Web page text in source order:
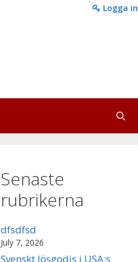
Logga in
Senaste
rubrikerna
dfsdfsd
July 7, 2026
Svenskt lösgodis i USA:s